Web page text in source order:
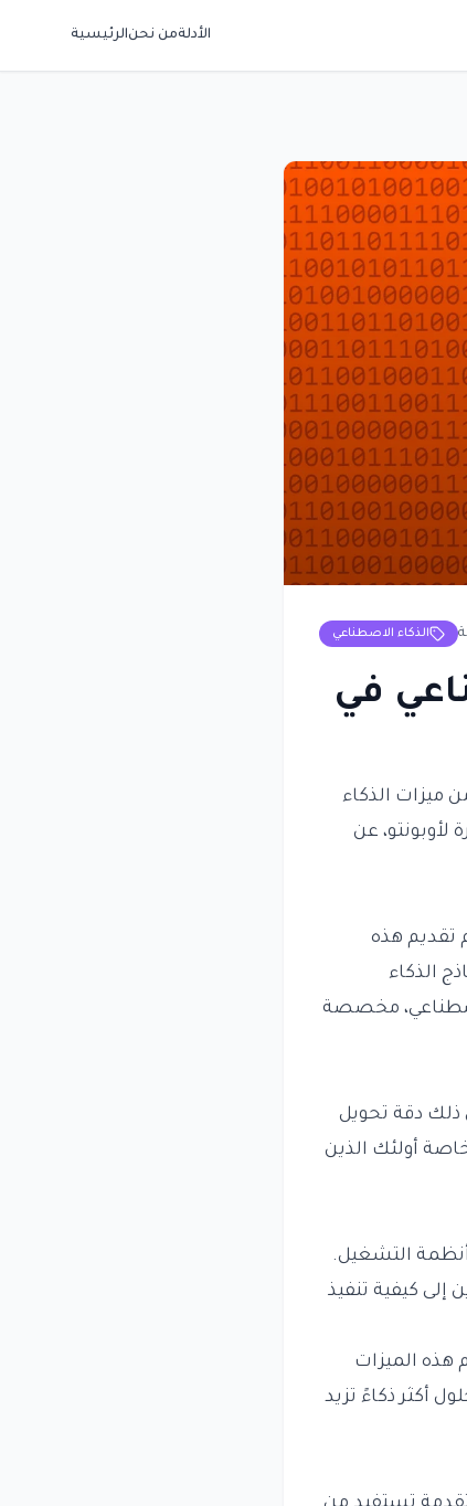
الأدلةمن نحنالرئيسية
الذكاء الاصطناعي
في
ميزات الذكاء
لأوبونتو، عن
تقديم هذه
الذكاء
مخصصة
دقة تحويل
أولئك الذين
أنظمة التشغيل.
إلى كيفية تنفيذ
هذه الميزات
أكثر ذكاءً تزيد